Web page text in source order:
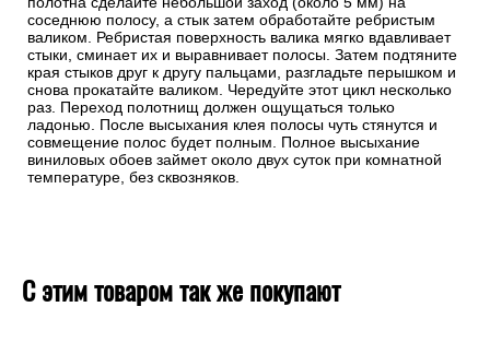
соседнюю полосу, а стык затем обработайте ребристым
валиком. Ребристая поверхность валика мягко вдавливает
стыки, сминает их и выравнивает полосы. Затем подтяните
края стыков друг к другу пальцами, разгладьте перышком и
снова прокатайте валиком. Чередуйте этот цикл несколько
раз. Переход полотнищ должен ощущаться только
ладонью. После высыхания клея полосы чуть стянутся и
совмещение полос будет полным. Полное высыхание
виниловых обоев займет около двух суток при комнатной
температуре, без сквозняков.
С этим товаром так же покупают